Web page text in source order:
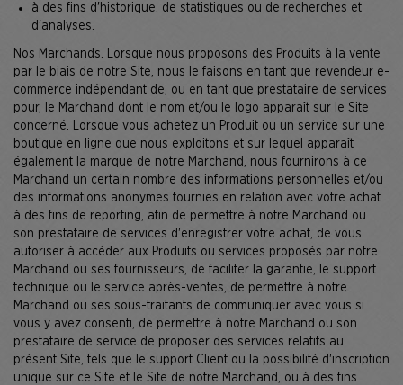
à des fins d'historique, de statistiques ou de recherches et
d'analyses.
Nos Marchands. Lorsque nous proposons des Produits à la vente
par le biais de notre Site, nous le faisons en tant que revendeur e-
commerce indépendant de, ou en tant que prestataire de services
pour, le Marchand dont le nom et/ou le logo apparaît sur le Site
concerné. Lorsque vous achetez un Produit ou un service sur une
boutique en ligne que nous exploitons et sur lequel apparaît
également la marque de notre Marchand, nous fournirons à ce
Marchand un certain nombre des informations personnelles et/ou
des informations anonymes fournies en relation avec votre achat
à des fins de reporting, afin de permettre à notre Marchand ou
son prestataire de services d'enregistrer votre achat, de vous
autoriser à accéder aux Produits ou services proposés par notre
Marchand ou ses fournisseurs, de faciliter la garantie, le support
technique ou le service après-ventes, de permettre à notre
Marchand ou ses sous-traitants de communiquer avec vous si
vous y avez consenti, de permettre à notre Marchand ou son
prestataire de service de proposer des services relatifs au
présent Site, tels que le support Client ou la possibilité d'inscription
unique sur ce Site et le Site de notre Marchand, ou à des fins